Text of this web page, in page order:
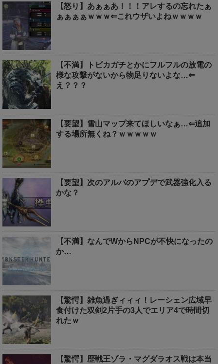
【怒り】あぁぁあ！！！アレするの忘れたぁ
ぁぁぁぁｗｗｗ⇐これウザいよねｗｗｗｗ
【不満】トビカガチとかにフルフルの放電の
様な攻撃がないから物足りないよな…⇐
え？？？
【要望】雪山マップ来てほしいなぁ…⇐追加
する場所無くね？ｗｗｗｗｗ
【要望】次のアルバのアプデで武器強化入る
かな？
【不満】なんでWからNPCが不快になったの
か…
【驚愕】雑魚過ぎィィィ！レーシェン広域早
食付けた双剣2片手の3人でエリア4で時間切
れたｗ
【驚愕】歴戦王ゾラ・マグダラオス戦は本当